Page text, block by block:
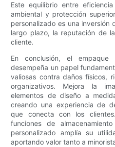
Este equilibrio entre
ambiental y protección
personalizado es una inversión
largo plazo, la reputación de
cliente.
En conclusión, el empaque
desempeña un papel
valiosas contra daños físicos,
organizativos. Mejora la
elementos de diseño a
creando una experiencia de
que conecta con los
funciones de
personalizado amplía su
aportando valor tanto a